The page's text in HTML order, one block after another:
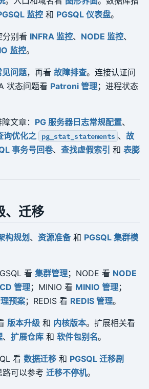
监控和 PGSQL 仪表盘。
分别看 INFRA 监控、 NODE 监控、
监控。
见问题，再看 故障排查。连接认证问
状态问题看 Patroni 管理；进程状态
文章： PG 服务器日志常规配置、
优化之
pg_stat_statements 、故
事务号回卷、 查找虚假索引 和 表膨
、迁移
构规划 、 资源准备和 PGSQL 集群模
看 集群管理；NODE 看 NODE
管理；MINIO 看 MINIO 管理；
预案；REDIS 看 REDIS 管理。
版本升级和 内核版本。扩展相关看
、 扩展仓库和 软件包别名。
看 数据迁移和 PGSQL 迁移剧
可以参考 迁移不停机。